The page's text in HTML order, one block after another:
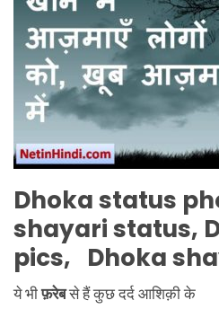
Dhokastatus
shayari status,
pics, Dhoka
ये भीफ़रेबसे हैं कुछ दर्द आशिक़ी के